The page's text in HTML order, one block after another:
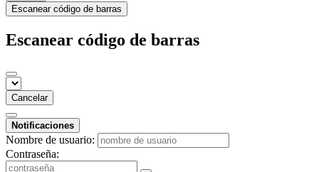
Escanear código de barras
Escanear código de barras
Cancelar
Notificaciones
Nombre de usuario:
Contraseña: